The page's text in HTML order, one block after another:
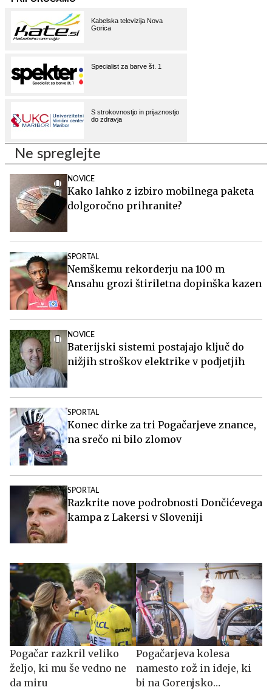
Ne spreglejte
NOVICE
Kako lahko z izbiro mobilnega paketa
dolgoročno prihranite?
SPORTAL
Nemškemu rekorderju na 100 m
Ansahu grozi štiriletna dopinška kazen
NOVICE
Baterijski sistemi postajajo ključ do
nižjih stroškov elektrike v podjetjih
SPORTAL
Konec dirke za tri Pogačarjeve znance,
na srečo ni bilo zlomov
SPORTAL
Razkrite nove podrobnosti Dončićevega
kampa z Lakersi v Sloveniji
Pogačar razkril veliko
željo, ki mu še vedno ne
da miru
Pogačarjeva kolesa
namesto rož in ideje, ki
bi na Gorenjsko